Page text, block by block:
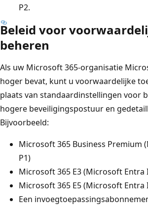
P2.
Beleid voor
beheren
Als uw Microsoft 365-organisatie
hoger bevat, kunt u voorwaardelijke
plaats van standaardinstellingen voor
hogere beveiligingspostuur en
Bijvoorbeeld:
Microsoft 365 Business Premium
P1)
Microsoft 365 E3 (Microsoft Entra
Microsoft 365 E5 (Microsoft Entra
Een